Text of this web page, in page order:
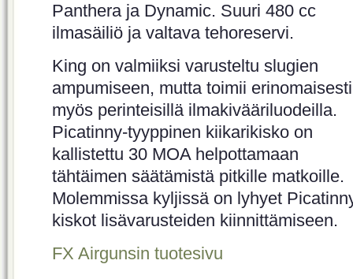
Panthera ja Dynamic. Suuri 480 cc
ilmasäiliö ja valtava tehoreservi.
King on valmiiksi varusteltu slugien
ampumiseen, mutta toimii erinomaisesti
myös perinteisillä ilmakivääriluodeilla.
Picatinny-tyyppinen kiikarikisko on
kallistettu 30 MOA helpottamaan
tähtäimen säätämistä pitkille matkoille.
Molemmissa kyljissä on lyhyet
kiskot lisävarusteiden kiinnittämiseen.
FX Airgunsin tuotesivu